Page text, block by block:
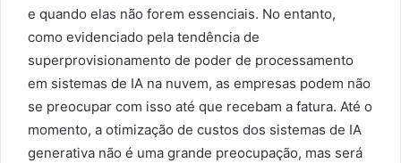
e quando elas não forem essenciais. No entanto,
como evidenciado pela tendência de
superprovisionamento de poder de processamento
em sistemas de IA na nuvem, as empresas podem não
se preocupar com isso até que recebam a fatura. Até o
momento, a otimização de custos dos sistemas de IA
generativa não é uma grande preocupação, mas será